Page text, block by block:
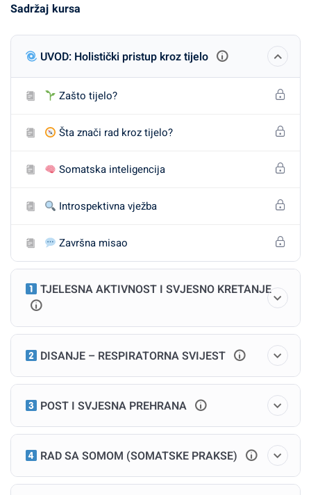
Zašto je svjesni pokret učinkovitiji od same fizičke
aktivnosti
Kakodisanje, prehrana i san utječu na mentalnu
jasnoću i emocionalno stanje
zemlja) reguliraju tvoj organizam
Kako izgraditi osobnu praksu
regulacije
Najvažnije stavke kursa:
Modul 1: Uvod u somatski pristup
Što znači biti “prisutan u tijelu”?
Bottom-up vs. top-down metode
Modul 2: Tjelesna aktivnost i
svjesni pokret
Joga, funkcionalni trening, intuitivni ples
Sadržaj kursa
UVOD: Holistički pristup kroz tijelo
Zašto tijelo?
Šta znači rad kroz tijelo?
Somatska inteligencija
Introspektivna vježba
Završna misao
TJELESNA AKTIVNOST I SVJESNO KRETANJE
DISANJE – RESPIRATORNA SVIJEST
POST I SVJESNA PREHRANA
RAD SA SOMOM (SOMATSKE PRAKSE)